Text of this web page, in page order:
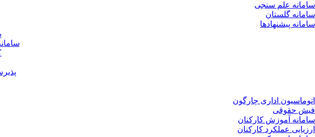
سامانه علم سنجی
سامانه گلستان
سامانه پیشنهادها
اتوماسیون اداری چارگون
فیش حقوقی
سامانه آموزش کارکنان
ارزیابی عملکرد کارکنان